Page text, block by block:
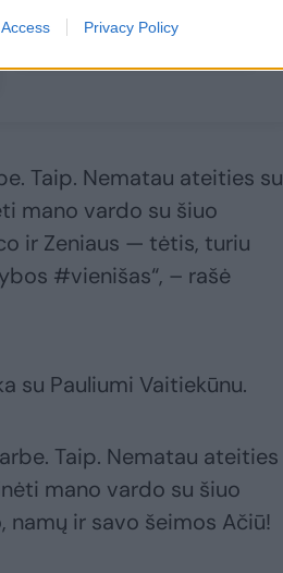
Privacy Policy
Taip. Nematau ateities su
mano vardo su šiuo
ir Zeniaus — tėtis, turiu
#vienišas“, – rašė
su Pauliumi Vaitiekūnu.
Taip. Nematau ateities
mano vardo su šiuo
namų ir savo šeimos Ačiū!